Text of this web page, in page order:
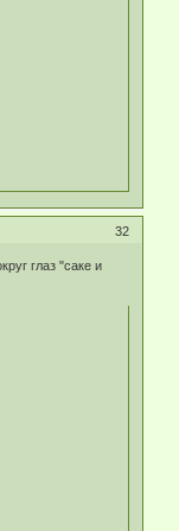
32
глаз "саке и